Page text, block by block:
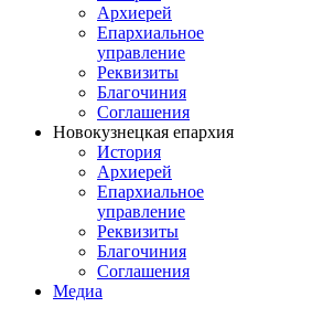
Архиерей
Епархиальное
управление
Реквизиты
Благочиния
Соглашения
Новокузнецкая епархия
История
Архиерей
Епархиальное
управление
Реквизиты
Благочиния
Соглашения
Медиа